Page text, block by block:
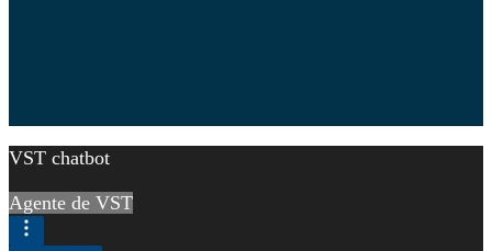
VST chatbot
Agente de VST